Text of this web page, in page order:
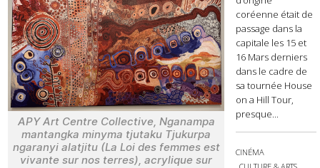
APY Art Centre Collective, Nganampa
mantangka minyma tjutaku Tjukurpa
ngaranyi alatjitu (La Loi des femmes est
vivante sur nos terres), acrylique sur
coréenne était de
passage dans la
capitale les 15 et
16 Mars derniers
dans le cadre de
sa tournée House
on a Hill Tour,
presque...
CINÉMA